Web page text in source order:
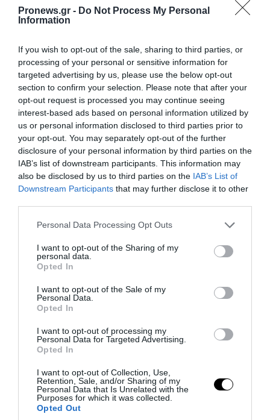
Pronews.gr - Do Not Process My Personal
Information
If you wish to opt-out of the sale, sharing to third parties, or
processing of your personal or sensitive information for
targeted advertising by us, please use the below opt-out
section to confirm your selection. Please note that after your
opt-out request is processed you may continue seeing
interest-based ads based on personal information utilized by
us or personal information disclosed to third parties prior to
your opt-out. You may separately opt-out of the further
disclosure of your personal information by third parties on the
IAB’s list of downstream participants. This information may
also be disclosed by us to third parties on the IAB’s List of
Downstream Participants that may further disclose it to other
Please note that this website/app uses one or more Google
not limited to your visit or usage behaviour. You may click to
grant or deny consent to Google and its third-party tags to
use your data for below specified purposes in below Google
consent section.
Personal Data Processing Opt Outs
I want to opt-out of the Sharing of my
personal data.
Opted In
I want to opt-out of the Sale of my
Personal Data.
Opted In
I want to opt-out of processing my
Personal Data for Targeted Advertising.
Opted In
I want to opt-out of Collection, Use,
Retention, Sale, and/or Sharing of my
Personal Data that Is Unrelated with the
Purposes for which it was collected.
Opted Out
Από εταιρεία καινοτομίας, σε
Η είσοδος στο χρηματιστήριο είναι
μια χρυσή παγίδα. Μέχρι χθες, η
SpaceX ήταν ένα «πειρατικό». Ο Μασκ
αποφάσιζε να ανατινάξει πέντε
πυραύλους, το βάφτιζε χιουμοριστικά
RUD (Ταχεία Μη Προγραμματισμένη
Αποσυναρμολόγηση), εκπαίδευε την
κοινή γνώμη ότι η έκρηξη είναι
Τώρα, το παιχνίδι αλλάζει. Οι μετοχές
είναι τίτλοι ιδιοκτησίας. Μπορεί ο Μασκ
εκχωρώντας μόνο το 5%, όμως ο
εταιρικός νόμος των ΗΠΑ όμως
προστατεύει αυστηρά τους
μειοψηφούντες μετόχους. Από τη στιγμή
Company), αν ένα fund που κατέχει έστω
και το 1% θεωρήσει ότι ο Μασκ «πετάει»
τα λεφτά τους σε αβέβαια σχέδια για τον